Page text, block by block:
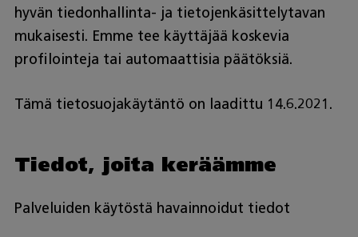
hyvän tiedonhallinta- ja tietojenkäsittelytavan
mukaisesti. Emme tee käyttäjää koskevia
profilointeja tai automaattisia päätöksiä.
Tämä tietosuojakäytäntö on laadittu 14.6.2021.
Tiedot, joita keräämme
Palveluiden käytöstä havainnoidut tiedot